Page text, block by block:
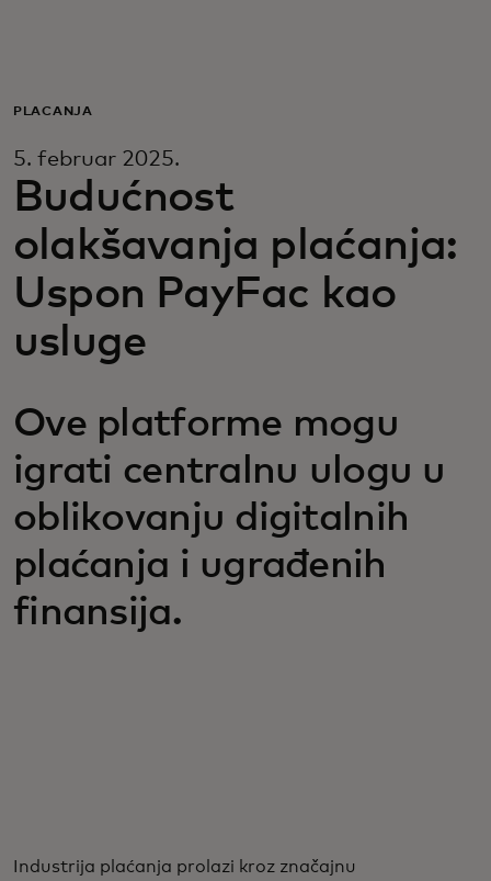
Za biznis
Za svijet
Za inovatore
Novosti i trendovi
PLAĆANJA
5. februar 2025.
Budućnost
olakšavanja plaćanja:
Uspon PayFac kao
usluge
Ove platforme mogu
igrati centralnu ulogu u
oblikovanju digitalnih
plaćanja i ugrađenih
finansija.
Industrija plaćanja prolazi kroz značajnu